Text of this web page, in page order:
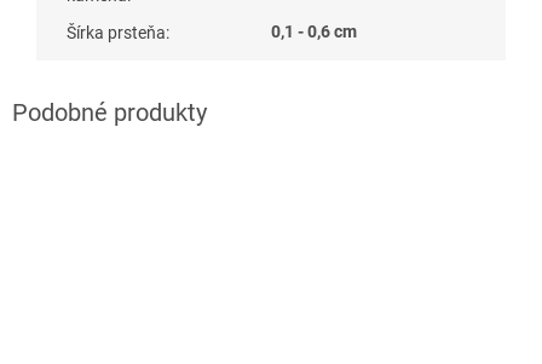
Šírka prsteňa: 0,1 - 0,6 cm